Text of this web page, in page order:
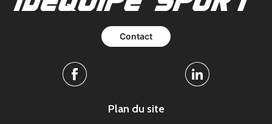
Contact
Facebook Linkedin
Plan du site